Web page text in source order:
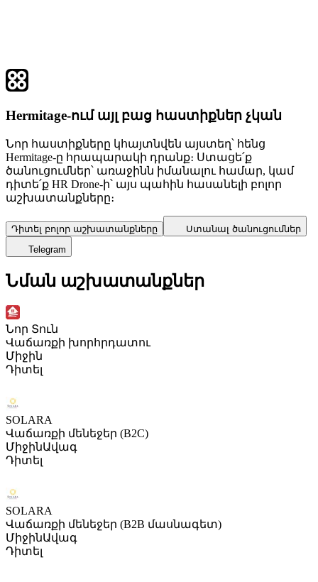
Hermitage-ում այլ բաց հաստիքներ չկան
Նոր հաստիքները կհայտնվեն այստեղ՝ հենց
Hermitage-ը հրապարակի դրանք։ Ստացե՛ք
ծանուցումներ՝ առաջինն իմանալու համար, կամ
դիտե՛ք HR Drone-ի՝ այս պահին հասանելի բոլոր
աշխատանքները։
Դիտել բոլոր աշխատանքները
Ստանալ ծանուցումներ
Telegram
Նման աշխատանքներ
Նոր Տուն
Վաճառքի խորհրդատու
Միջին
Դիտել
SOLARA
Վաճառքի մենեջեր (B2C)
ՄիջինԱվագ
Դիտել
SOLARA
Վաճառքի մենեջեր (B2B մասնագետ)
ՄիջինԱվագ
Դիտել